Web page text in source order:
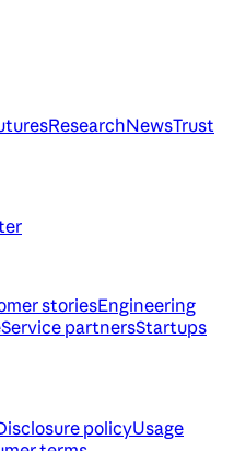
ResearchNewsTrust
storiesEngineering
Service partnersStartups
policyUsage